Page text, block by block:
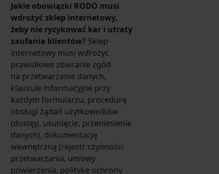
Jakie obowiązki RODO musi
wdrożyć sklep internetowy,
żeby nie ryzykować kar i utraty
zaufania klientów? Sklep
internetowy musi wdrożyć
prawidłowe zbieranie zgód
na przetwarzanie danych,
klauzule informacyjne przy
każdym formularzu, procedurę
obsługi żądań użytkowników
(dostęp, usunięcie, przeniesienie
danych), dokumentację
wewnętrzną (rejestr czynności
przetwarzania, umowy
powierzenia, politykę ochrony